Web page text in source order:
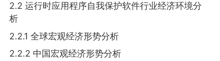
2.2 运行时应用程序自我保护软件行业经济环境分
析
2.2.1 全球宏观经济形势分析
2.2.2 中国宏观经济形势分析